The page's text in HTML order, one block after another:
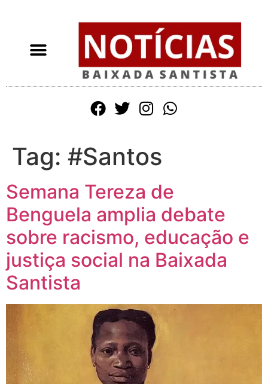
Tag: #Santos
Semana Tereza de
Benguela amplia debate
sobre racismo, educação e
justiça social na Baixada
Santista